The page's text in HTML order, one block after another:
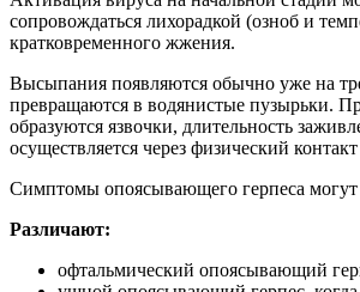
сопровождаться лихорадкой (озноб и
кратковременного жжения.
Высыпания появляются обычно уже на
превращаются в водянистые пузырьки.
образуются язвочки, длительность
осуществляется через физический
Симптомы опоясывающего герпеса могут
Различают:
офтальмический опоясывающий